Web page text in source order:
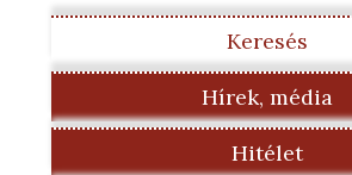
Keresés
Hírek, média
Hitélet